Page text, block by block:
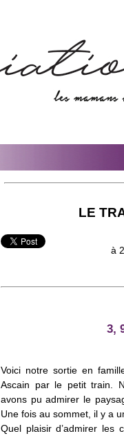
LE
à
3,
Voici notre sortie en
Ascain par le petit train.
avons pu admirer le
Une fois au sommet, il y a
Quel plaisir d’admirer les